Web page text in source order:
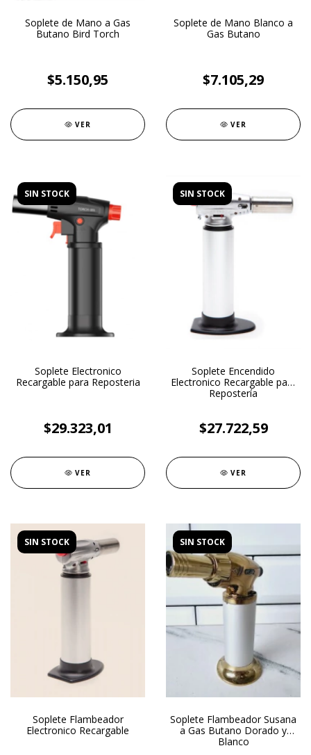
Soplete de Mano a Gas
Butano Bird Torch
$5.150,95
VER
Soplete de Mano Blanco a
Gas Butano
$7.105,29
VER
SIN STOCK
Soplete Electronico
Recargable para Reposteria
$29.323,01
VER
SIN STOCK
Soplete Encendido
Electronico Recargable para
Repostería
$27.722,59
VER
SIN STOCK
Soplete Flambeador
Electronico Recargable
SIN STOCK
Soplete Flambeador Susana
a Gas Butano Dorado y
Blanco